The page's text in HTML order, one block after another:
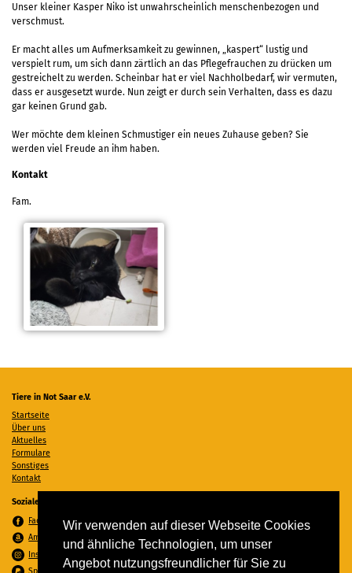
Wir verwenden auf dieser Webseite Cookies
und ähnliche Technologien, um unser
Angebot nutzungsfreundlicher für Sie zu
Unser kleiner Kasper Niko ist unwahrscheinlich menschenbezogen und
verschmust.
Er macht alles um Aufmerksamkeit zu gewinnen, „kaspert“ lustig und
verspielt rum, um sich dann zärtlich an das Pflegefrauchen zu drücken um
gestreichelt zu werden. Scheinbar hat er viel Nachholbedarf, wir vermuten,
dass er ausgesetzt wurde. Nun zeigt er durch sein Verhalten, dass es dazu
gar keinen Grund gab.
Wer möchte dem kleinen Schmustiger ein neues Zuhause geben? Sie
werden viel Freude an ihm haben.
Kontakt
Fam.
Tiere in Not Saar e.V.
Startseite
Über uns
Aktuelles
Formulare
Sonstiges
Kontakt
Soziale Medien
Facebook
Amazon Wunschzettel
Instagram